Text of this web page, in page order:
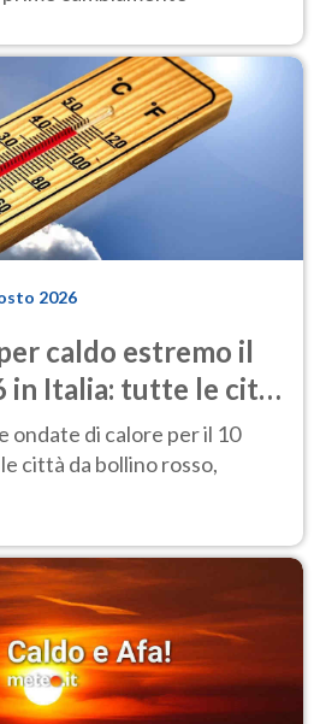
2026
caldo estremo il
in Italia: tutte le città
ondate di calore per il 10
città da bollino rosso,